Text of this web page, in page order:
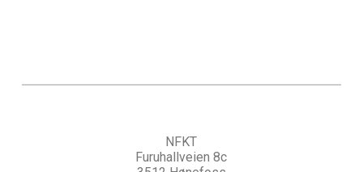
NFKT
Furuhallveien 8c